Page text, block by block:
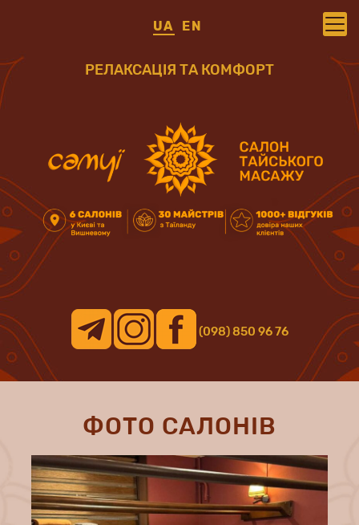
UA EN
РЕЛАКСАЦІЯ ТА КОМФОРТ
(098) 850 96 76
ФОТО САЛОНІВ